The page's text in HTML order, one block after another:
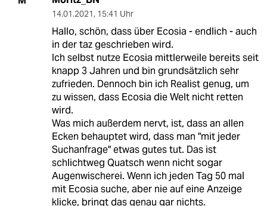
14.01.2021, 15:41 Uhr
Hallo, schön, dass über Ecosia - endlich - auch
in der taz geschrieben wird.
Ich selbst nutze Ecosia mittlerweile bereits seit
knapp 3 Jahren und bin grundsätzlich sehr
zufrieden. Dennoch bin ich Realist genug, um
zu wissen, dass Ecosia die Welt nicht retten
wird.
Was mich außerdem nervt, ist, dass an allen
Ecken behauptet wird, dass man "mit jeder
Suchanfrage" etwas gutes tut. Das ist
schlichtweg Quatsch wenn nicht sogar
Augenwischerei. Wenn ich jeden Tag 50 mal
mit Ecosia suche, aber nie auf eine Anzeige
klicke, bringt das genau gar nichts.